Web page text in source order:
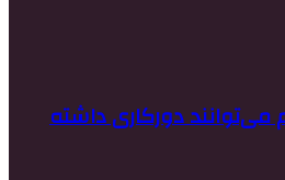
می‌توانند دورکاری داشته